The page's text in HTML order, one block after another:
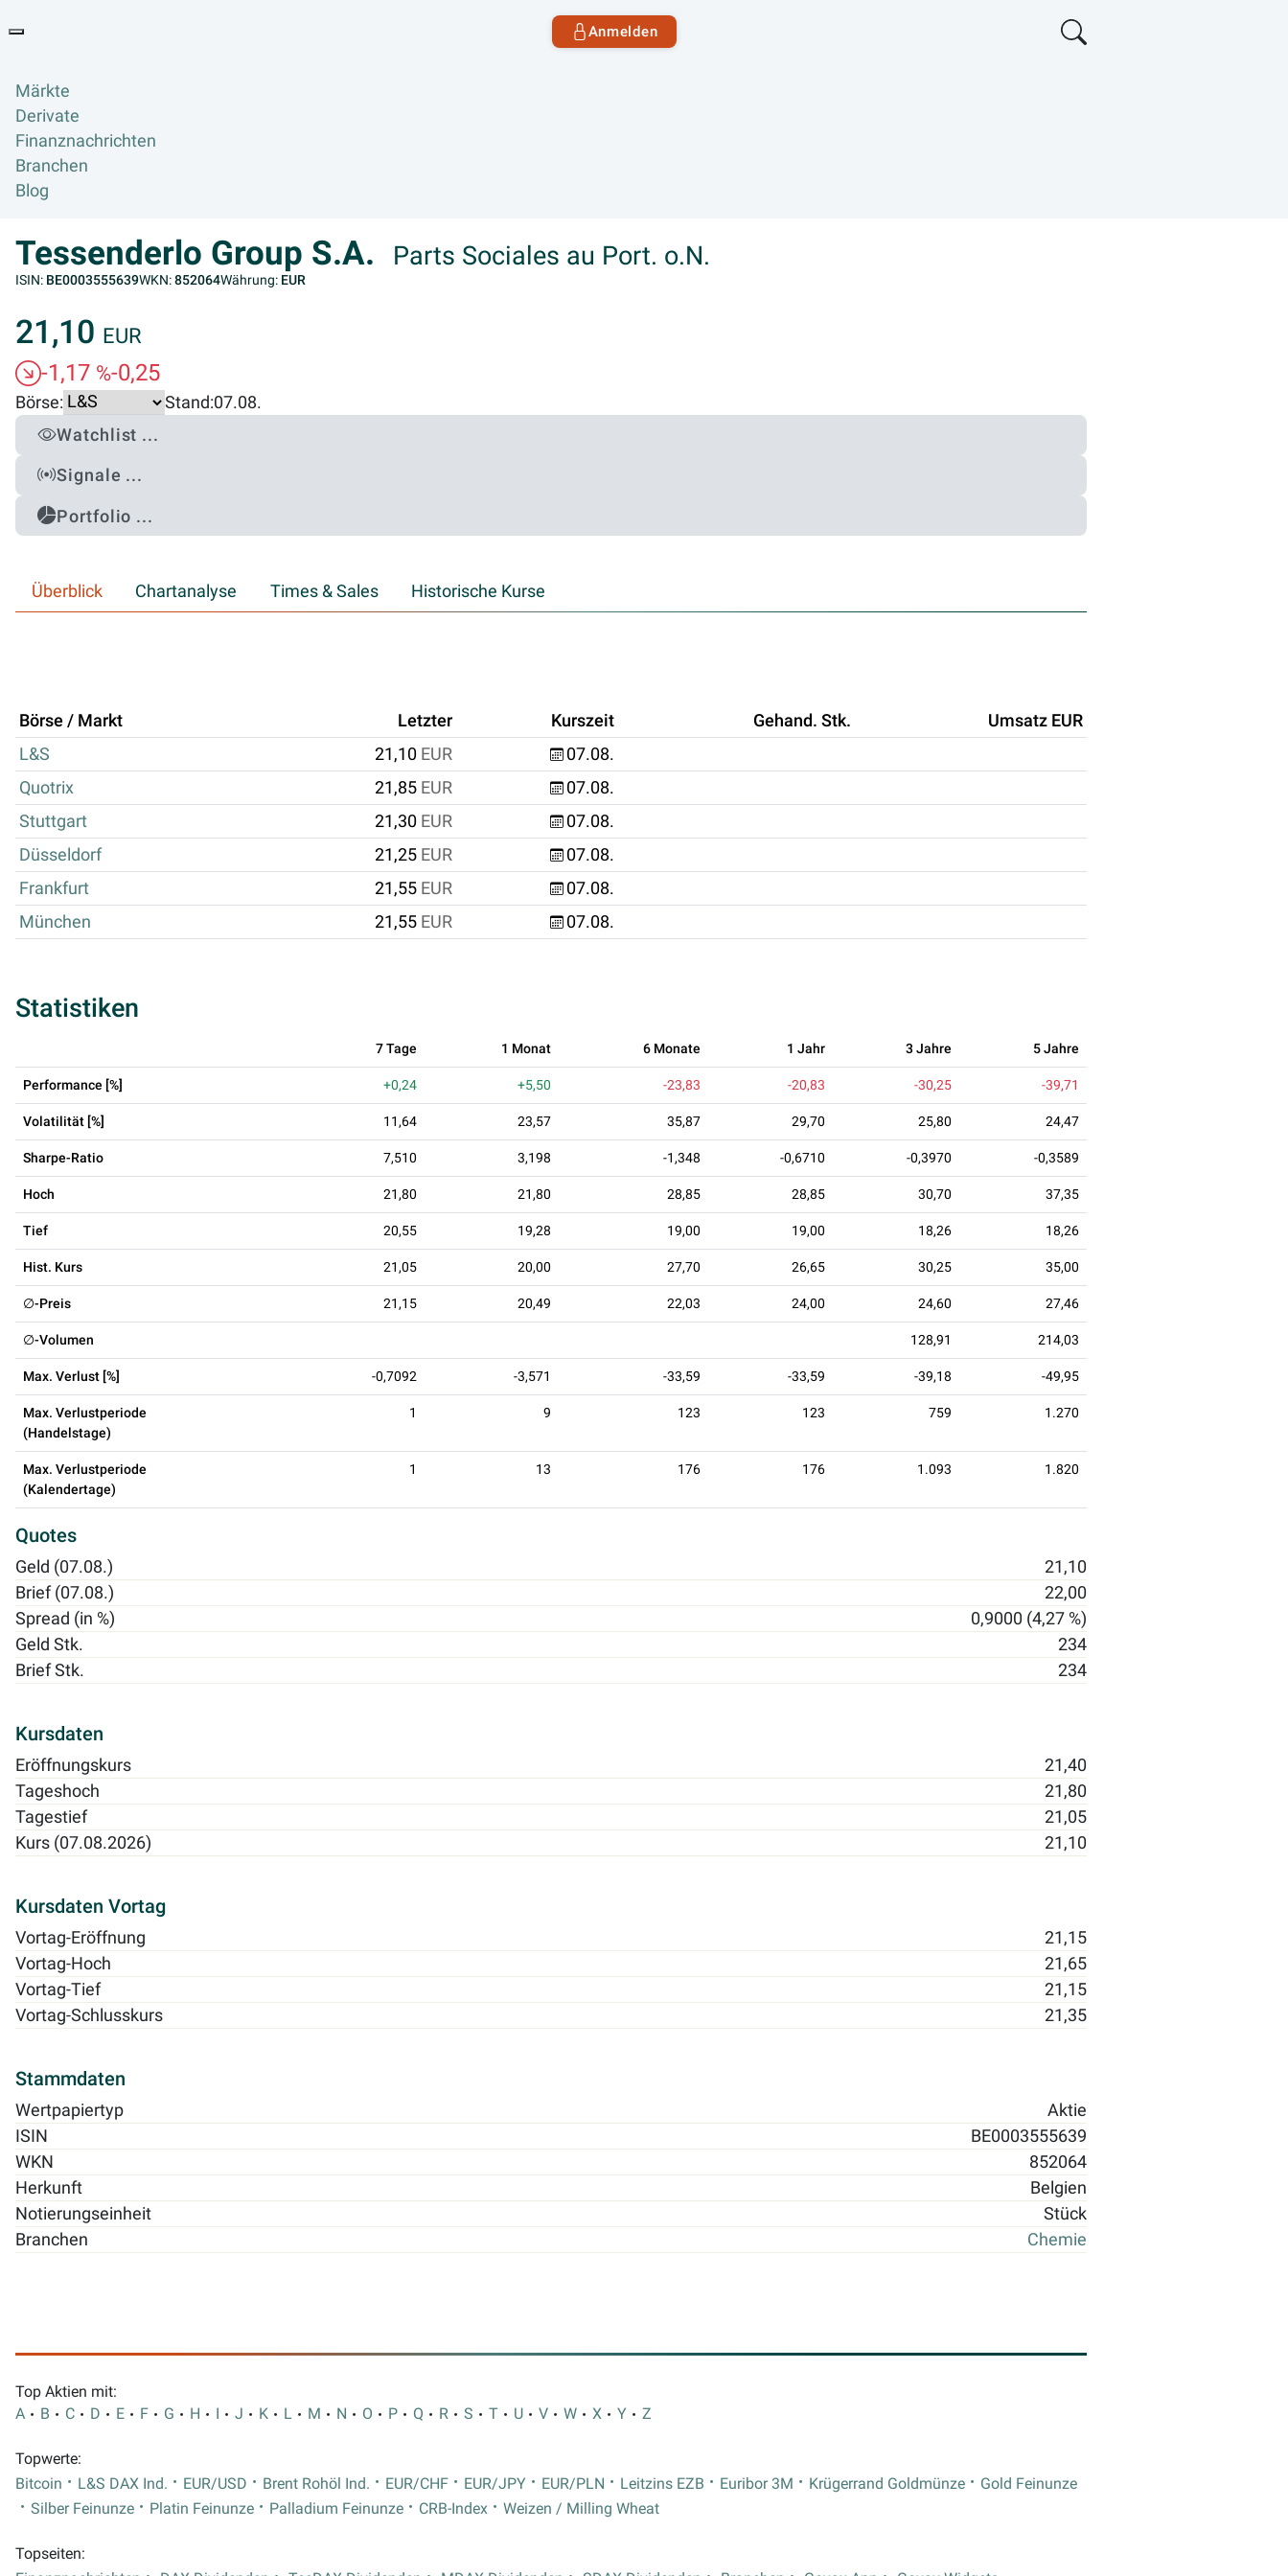
Anmelden
Märkte
Derivate
Finanznachrichten
Branchen
Blog
Tessenderlo Group S.A. Parts Sociales au Port. o.N.
ISIN: BE0003555639WKN:852064Währung: EUR
21,10 EUR
-1,17 %-0,25
Börse: Stand:07.08.
Watchlist ...
Signale ...
Portfolio ...
Überblick Chartanalyse Times & Sales Historische Kurse
Börse / Markt Letzter Kurszeit Gehand. Stk.
Umsatz EUR
L&S
21,10 EUR
07.08.
Quotrix
21,85 EUR
07.08.
Stuttgart
21,30 EUR
07.08.
Düsseldorf
21,25 EUR
07.08.
Frankfurt
21,55 EUR
07.08.
München
21,55 EUR 07.08.
Statistiken
7 Tage 1 Monat 6 Monate 1 Jahr 3 Jahre 5 Jahre
Performance [%] +0,24 +5,50 -23,83 -20,83 -30,25 -39,71
Volatilität [%] 11,64 23,57 35,87 29,70 25,80 24,47
Sharpe-Ratio 7,510 3,198 -1,348 -0,6710 -0,3970 -0,3589
Hoch 21,80 21,80 28,85 28,85 30,70 37,35
Tief 20,55 19,28 19,00 19,00 18,26 18,26
Hist. Kurs 21,05 20,00 27,70 26,65 30,25 35,00
∅-Preis 21,15 20,49 22,03 24,00 24,60 27,46
∅-Volumen 128,91 214,03
Max. Verlust [%] -0,7092 -3,571 -33,59 -33,59 -39,18 -49,95
Max. Verlustperiode
(Handelstage)
1 9 123 123 759 1.270
Max. Verlustperiode
(Kalendertage)
1 13 176 176 1.093 1.820
Quotes
Geld (07.08.)
21,10
Brief (07.08.)
22,00
Spread (in %)
0,9000 (4,27 %)
Geld Stk.
234
Brief Stk.
234
Kursdaten
Eröffnungskurs
21,40
Tageshoch
21,80
Tagestief
21,05
Kurs (07.08.2026)
21,10
Kursdaten Vortag
Vortag-Eröffnung
21,15
Vortag-Hoch
21,65
Vortag-Tief
21,15
Vortag-Schlusskurs
21,35
Stammdaten
Wertpapiertyp
Aktie
ISIN
BE0003555639
WKN
852064
Herkunft
Belgien
Notierungseinheit
Stück
Branchen
Chemie
Top Aktien mit:
A
B C D E F G H I J K L M N O P Q R S T U V W X Y Z
Topwerte:
Bitcoin
L&S DAX Ind. EUR/USD Brent Rohöl Ind. EUR/CHF EUR/JPY EUR/PLN Leitzins EZB Euribor 3M Krügerrand Goldmünze
Gold Feinunze
Silber Feinunze
Platin Feinunze Palladium Feinunze CRB-Index Weizen / Milling Wheat
Topseiten: